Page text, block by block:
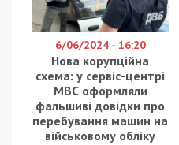
6/06/2024 - 16:20
Нова корупційна
схема: у сервіс-центрі
МВС оформляли
фальшиві довідки про
перебування машин на
військовому обліку